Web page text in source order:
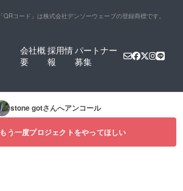
「QRコード」は株式会社デンソーウェーブの登録商標です。
会社概
要
採用情
報
パートナー
募集
stone gotさんへアンコール
もう一度プロジェクトをやってほしい